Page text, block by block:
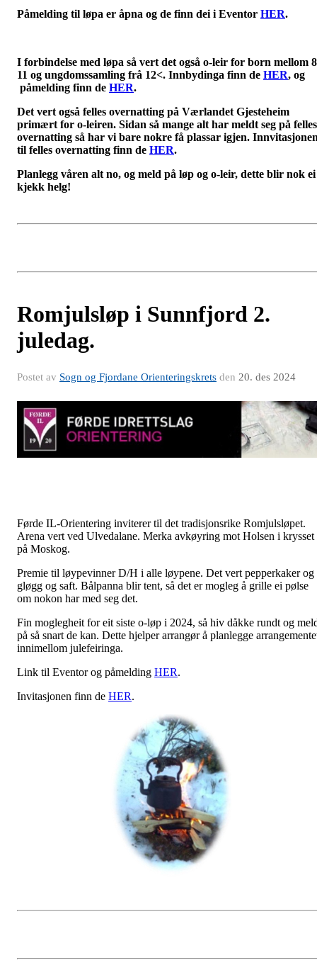
Påmelding til løpa er åpna og de finn dei i Eventor HER.
I forbindelse med løpa så vert det også o-leir for born mellom
11 og ungdomssamling frå 12<. Innbydinga finn de HER, og
påmelding finn de HER.
Det vert også felles overnatting på Værlandet Gjesteheim
primært for o-leiren. Sidan så mange alt har meldt seg på felles
overnatting så har vi bare nokre få plassar igjen.
til felles overnatting finn de HER.
Planlegg våren alt no, og meld på løp og o-leir, dette blir nok ei
kjekk helg!
Romjulsløp i Sunnfjord 2.
juledag.
Postet av Sogn og Fjordane Orienteringskrets den 20. des 2024
Førde IL-Orientering inviterer til det tradisjonsrike Romjulsløpet.
Arena vert ved Ulvedalane. Merka avkøyring mot Holsen i krysset
på Moskog.
Premie til løypevinner D/H i alle løypene. Det vert pepperkaker og
gløgg og saft. Bålpanna blir tent, så det er mogleg å grille ei pølse
om nokon har med seg det.
Fin moglegheit for eit siste o-løp i 2024, så hiv dåkke rundt og
på så snart de kan. Dette hjelper arrangør å planlegge
innimellom julefeiringa.
Link til Eventor og påmelding HER.
Invitasjonen finn de HER.